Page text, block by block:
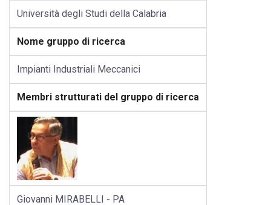
Università degli Studi della Calabria
Nome gruppo di ricerca
Impianti Industriali Meccanici
Membri strutturati del gruppo di ricerca
Giovanni MIRABELLI - PA